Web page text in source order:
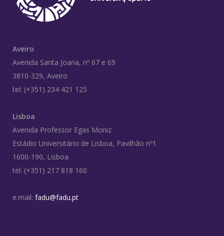
Aveiro
Avenida Santa Joana, nº 67 e 69
3810-329, Aveiro
tel: (+351) 234 421 125
Lisboa
Avenida Professor Egas Moniz
Estádio Universitário de Lisboa, Pavilhão nº1
1600-190, Lisboa
tel: (+351) 217 818 160
e.mail: fadu@fadu.pt